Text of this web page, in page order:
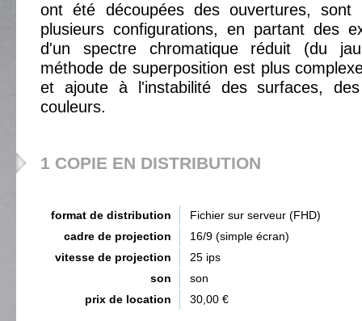
ont été découpées des ouvertures, sont
plusieurs configurations, en partant des
d'un spectre chromatique réduit (du
méthode de superposition est plus
et ajoute à l'instabilité des surfaces,
couleurs.
1 COPIE EN DISTRIBUTION
format de distribution
Fichier sur serveur (FHD)
cadre de projection
16/9 (simple écran)
vitesse de projection
25 ips
son
son
prix de location
30,00 €